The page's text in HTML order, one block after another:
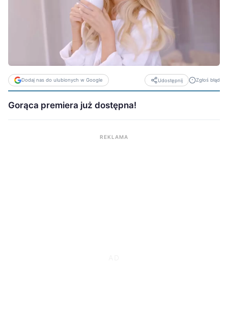
Dodaj nas do ulubionych w Google Udostępnij Zgłoś błąd
Gorąca premiera już dostępna!
REKLAMA